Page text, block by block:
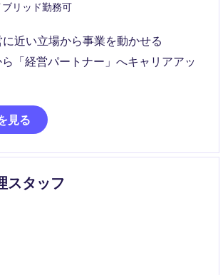
リッド勤務可
近い立場から事業を動かせる
「経営パートナー」へキャリアアッ
見る
スタッフ